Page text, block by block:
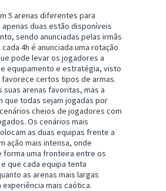
5 arenas diferentes para
duas estão disponíveis
sendo anunciadas pelas irmãs
cada 4h é anunciada uma rotação
pode levar os jogadores a
equipamento e estratégia, visto
favorece certos tipos de armas.
suas arenas favoritas, mas a
que todas sejam jogadas por
cheios de jogadores com
Os cenários mais
as duas equipas frente a
ação mais intensa, onde
forma uma fronteira entre os
que cada equipa tenta
as arenas mais largas
mais caótica.